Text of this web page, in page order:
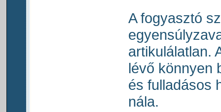
A fogyasztó
artikulálatlan.
lévő könnyen
és fulladásos
nála.